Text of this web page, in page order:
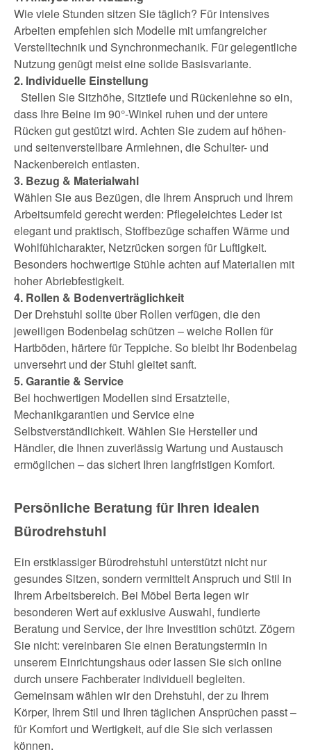
Wie viele Stunden sitzen Sie täglich? Für intensives
Arbeiten empfehlen sich Modelle mit umfangreicher
Verstelltechnik und Synchronmechanik. Für gelegentliche
Nutzung genügt meist eine solide Basisvariante.
2. Individuelle Einstellung
Stellen Sie Sitzhöhe, Sitztiefe und Rückenlehne so ein,
dass Ihre Beine im 90°-Winkel ruhen und der untere
Rücken gut gestützt wird. Achten Sie zudem auf höhen-
und seitenverstellbare Armlehnen, die Schulter- und
Nackenbereich entlasten.
3. Bezug & Materialwahl
Wählen Sie aus Bezügen, die Ihrem Anspruch und Ihrem
Arbeitsumfeld gerecht werden: Pflegeleichtes Leder ist
elegant und praktisch, Stoffbezüge schaffen Wärme und
Wohlfühlcharakter, Netzrücken sorgen für Luftigkeit.
Besonders hochwertige Stühle achten auf Materialien mit
hoher Abriebfestigkeit.
4. Rollen & Bodenverträglichkeit
Der Drehstuhl sollte über Rollen verfügen, die den
jeweiligen Bodenbelag schützen – weiche Rollen für
Hartböden, härtere für Teppiche. So bleibt Ihr Bodenbelag
unversehrt und der Stuhl gleitet sanft.
5. Garantie & Service
Bei hochwertigen Modellen sind Ersatzteile,
Mechanikgarantien und Service eine
Selbstverständlichkeit. Wählen Sie Hersteller und
Händler, die Ihnen zuverlässig Wartung und Austausch
ermöglichen – das sichert Ihren langfristigen Komfort.
Persönliche Beratung für Ihren idealen
Bürodrehstuhl
Ein erstklassiger Bürodrehstuhl unterstützt nicht nur
gesundes Sitzen, sondern vermittelt Anspruch und Stil in
Ihrem Arbeitsbereich. Bei Möbel Berta legen wir
besonderen Wert auf exklusive Auswahl, fundierte
Beratung und Service, der Ihre Investition schützt. Zögern
Sie nicht: vereinbaren Sie einen Beratungstermin in
unserem Einrichtungshaus oder lassen Sie sich online
durch unsere Fachberater individuell begleiten.
Gemeinsam wählen wir den Drehstuhl, der zu Ihrem
Körper, Ihrem Stil und Ihren täglichen Ansprüchen passt –
für Komfort und Wertigkeit, auf die Sie sich verlassen
können.